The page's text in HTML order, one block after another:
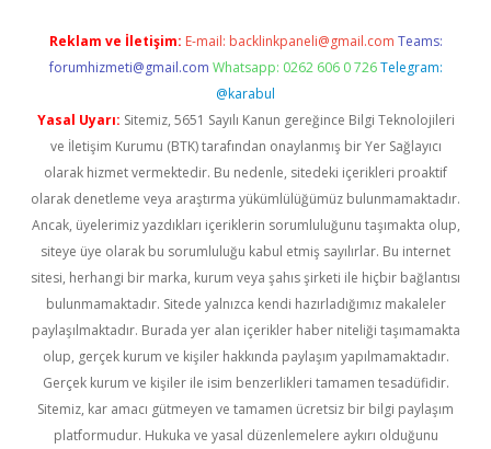
Reklam ve İletişim: E-mail: backlinkpaneli@gmail.com Teams:
forumhizmeti@gmail.com Whatsapp: 0262 606 0 726 Telegram:
@karabul
Yasal Uyarı: Sitemiz, 5651 Sayılı Kanun gereğince Bilgi Teknolojileri
ve İletişim Kurumu (BTK) tarafından onaylanmış bir Yer Sağlayıcı
olarak hizmet vermektedir. Bu nedenle, sitedeki içerikleri proaktif
olarak denetleme veya araştırma yükümlülüğümüz bulunmamaktadır.
Ancak, üyelerimiz yazdıkları içeriklerin sorumluluğunu taşımakta olup,
siteye üye olarak bu sorumluluğu kabul etmiş sayılırlar. Bu internet
sitesi, herhangi bir marka, kurum veya şahıs şirketi ile hiçbir bağlantısı
bulunmamaktadır. Sitede yalnızca kendi hazırladığımız makaleler
paylaşılmaktadır. Burada yer alan içerikler haber niteliği taşımamakta
olup, gerçek kurum ve kişiler hakkında paylaşım yapılmamaktadır.
Gerçek kurum ve kişiler ile isim benzerlikleri tamamen tesadüfidir.
Sitemiz, kar amacı gütmeyen ve tamamen ücretsiz bir bilgi paylaşım
platformudur. Hukuka ve yasal düzenlemelere aykırı olduğunu